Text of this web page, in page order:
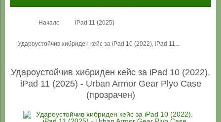
Начало iPad 11 (2025)
Удароустойчив хибриден кейс за iPad 10 (2022), iPad 11...
Удароустойчив хибриден кейс за iPad 10 (2022),
iPad 11 (2025) - Urban Armor Gear Plyo Case
(прозрачен)